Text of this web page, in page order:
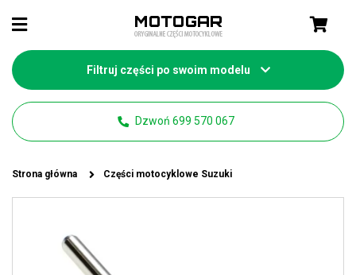
Filtruj części po swoim modelu
Dzwoń 699 570 067
Strona główna Części motocyklowe Suzuki